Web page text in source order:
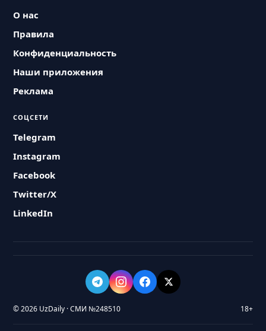
О нас
Правила
Конфиденциальность
Наши приложения
Реклама
СОЦСЕТИ
Telegram
Instagram
Facebook
Twitter/X
LinkedIn
© 2026 UzDaily · СМИ №248510 18+